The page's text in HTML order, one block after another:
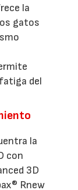
la
gatos
del
la
con
3D
Rnew